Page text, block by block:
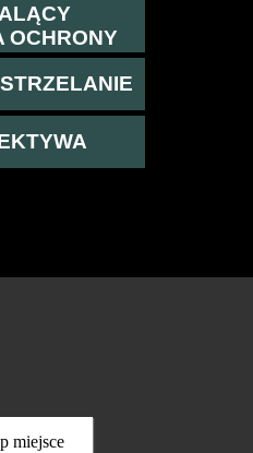
OCHRONY
miejsce